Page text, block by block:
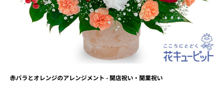
赤バラとオレンジのアレンジメント - 開店祝い・開業祝い